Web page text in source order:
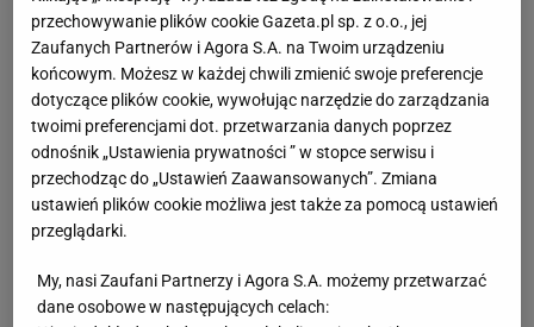
Soda oczyszczona to dopiero początek. Dodaj
jeszcze dwa produkty
Te buty będą hitem jesieni 2026! Wiśniowe
czółenka to kwintesencja luksusu i
Lniane spodnie z Lidla nawet jesienią będą
hitem. Kosztują 44,99 zł
przechowywanie plików cookie Gazeta.pl sp. z o.o., jej
Zaufanych Partnerów i Agora S.A. na Twoim urządzeniu
końcowym. Możesz w każdej chwili zmienić swoje preferencje
dotyczące plików cookie, wywołując narzędzie do zarządzania
twoimi preferencjami dot. przetwarzania danych poprzez
odnośnik „Ustawienia prywatności ” w stopce serwisu i
przechodząc do „Ustawień Zaawansowanych”. Zmiana
ustawień plików cookie możliwa jest także za pomocą ustawień
przeglądarki.
My, nasi Zaufani Partnerzy i Agora S.A. możemy przetwarzać
dane osobowe w następujących celach: